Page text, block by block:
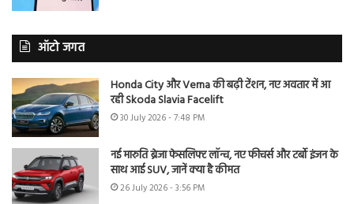
ऑटो जगत
Honda City और Verna की बढ़ी टेंशन, नए अवतार में आ
रही Skoda Slavia Facelift
30 July 2026 - 7:48 PM
नई मारुति ब्रेजा फेसलिफ्ट लॉन्च, नए फीचर्स और टर्बो इंजन के
साथ आई SUV, जानें क्या है कीमत
26 July 2026 - 3:56 PM